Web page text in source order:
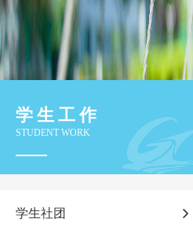
学生工作
STUDENT WORK
学生社团